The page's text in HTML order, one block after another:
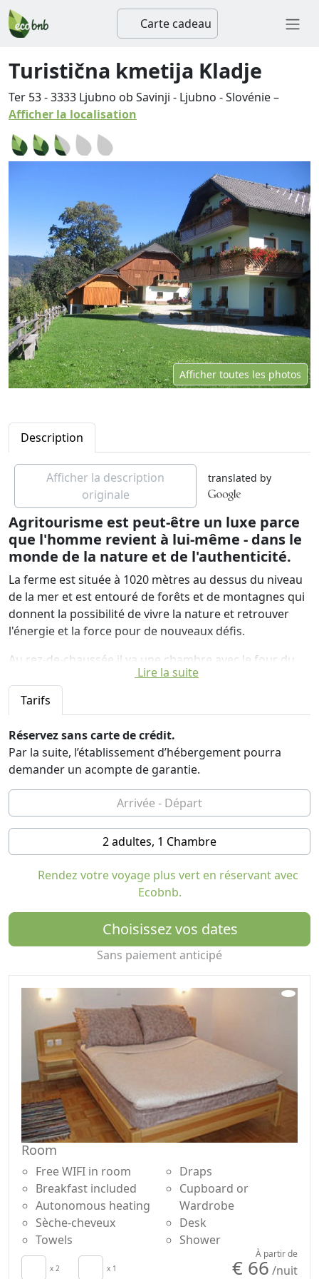
Carte cadeau
Turistična kmetija Kladje
Ter 53-3333 Ljubno ob Savinji - Ljubno -Slovénie–
Afficher la localisation
Afficher toutes les photos
Description
Afficher la description
originale
translated by
Agritourisme est peut-être un luxe parce
que l'homme revient à lui-même - dans le
monde de la nature et de l'authenticité.
La ferme est située à 1020 mètres au dessus du niveau
de la mer et est entouré de forêts et de montagnes qui
donnent la possibilité de vivre la nature et retrouver
l'énergie et la force pour de nouveaux défis.
Au rez-de-chaussée il ya une chambre avec le four du
boulanger. A l'étage il ya une salle à manger et un salon
avec une cheminée.
La mansarde comprend chambres bien meublées: deux
chambres doubles, une chambre à quatre lits, et un
appartement pour quatre personnes, avec cuisine, salle
de bains et une terrasse.
Lire la suite
Tarifs
Réservez sans carte de crédit.
Par la suite, l’établissement d’hébergement pourra
demander un acompte de garantie.
2 adultes, 1 Chambre
Rendez votre voyage plus vert en réservant avec
Ecobnb.
Choisissez vos dates
Sans paiement anticipé
Room
Free WIFI in room
Breakfast included
Autonomous heating
Sèche-cheveux
Towels
Draps
Cupboard or
Wardrobe
Desk
Shower
x 2 x 1
À partir de
€ 66 /nuit